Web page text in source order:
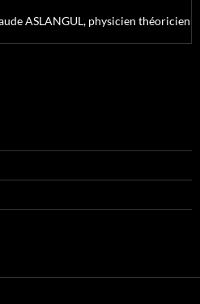
ASLANGUL, physicien théoricien